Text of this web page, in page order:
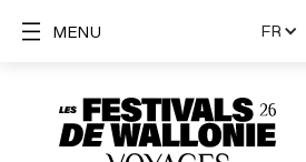
FR
MENU